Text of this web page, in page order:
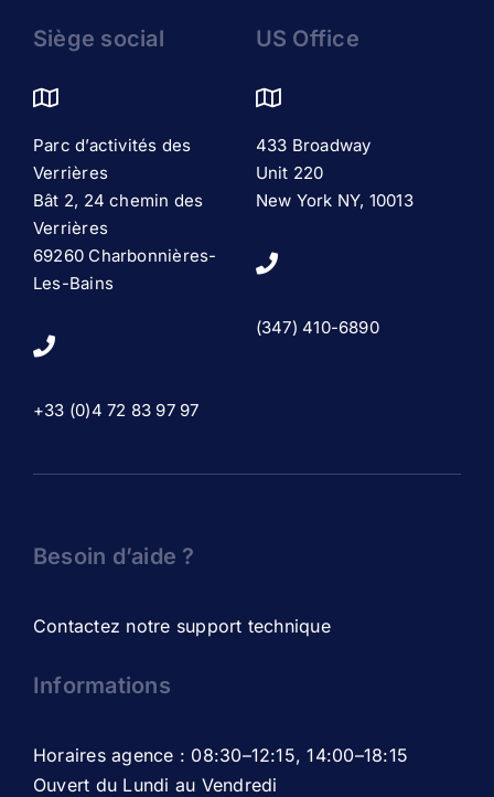
Siège social
Parc d’activités des
Verrières
Bât 2, 24 chemin des
Verrières
69260 Charbonnières-
Les-Bains
+33 (0)4 72 83 97 97
US Office
433 Broadway
Unit 220
New York NY, 10013
(347) 410-6890
Besoin d’aide ?
Contactez notre support technique
Informations
Horaires agence : 08:30–12:15, 14:00–18:15
Ouvert du Lundi au Vendredi